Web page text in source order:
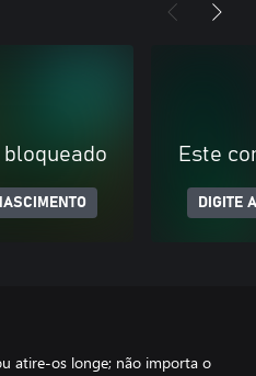
Este
DIGITE
atire-os longe; não importa o